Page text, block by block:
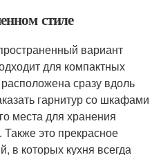
стиле
вариант
для компактных
сразу вдоль
гарнитур со шкафами
места для хранения
это прекрасное
в которых кухня всегда